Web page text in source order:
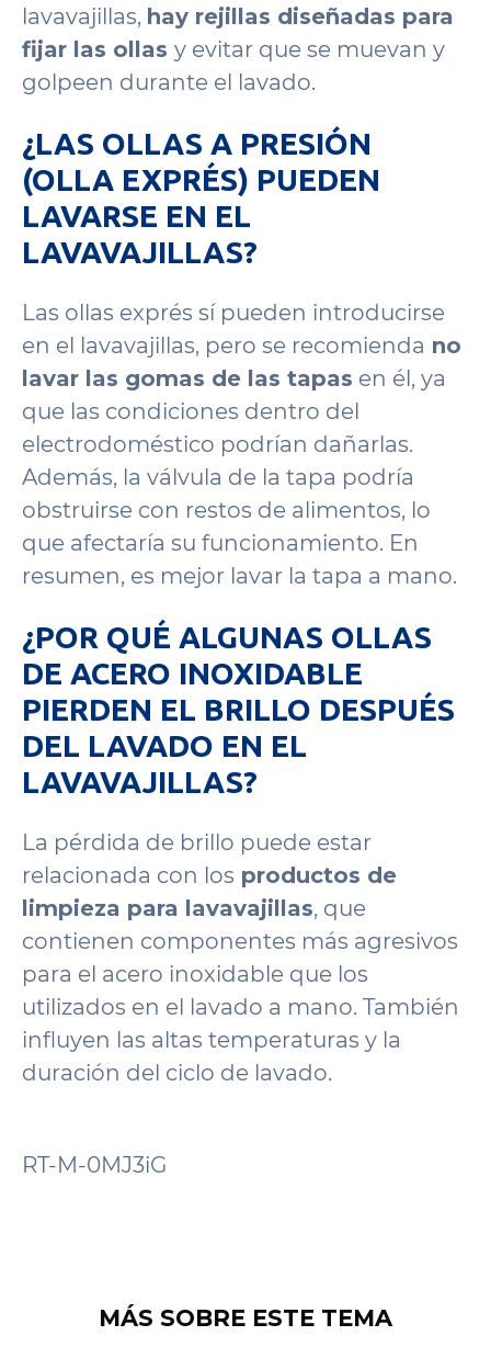
lavavajillas, hay rejillas diseñadas para
fijar las ollas y evitar que se muevan y
golpeen durante el lavado.
¿LAS OLLAS A PRESIÓN
(OLLA EXPRÉS) PUEDEN
LAVARSE EN EL
LAVAVAJILLAS?
Las ollas exprés sí pueden introducirse
en el lavavajillas, pero se recomienda no
lavar las gomas de las tapas en él, ya
que las condiciones dentro del
electrodoméstico podrían dañarlas.
Además, la válvula de la tapa podría
obstruirse con restos de alimentos, lo
que afectaría su funcionamiento. En
resumen, es mejor lavar la tapa a mano.
¿POR QUÉ ALGUNAS OLLAS
DE ACERO INOXIDABLE
PIERDEN EL BRILLO DESPUÉS
DEL LAVADO EN EL
LAVAVAJILLAS?
La pérdida de brillo puede estar
relacionada con los productos de
limpieza para lavavajillas, que
contienen componentes más agresivos
para el acero inoxidable que los
utilizados en el lavado a mano. También
influyen las altas temperaturas y la
duración del ciclo de lavado.
RT-M-0MJ3iG
MÁS SOBRE ESTE TEMA